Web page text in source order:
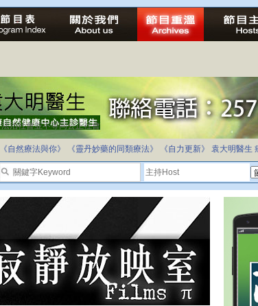
法治社會並不等同公正社會
自家教育合法化-推動多元化教育，全民學卷制
《自然療法與你》
《靈丹妙藥的同類療法》 《自力更新》 袁大明醫生